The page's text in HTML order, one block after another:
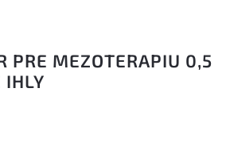
PRE MEZOTERAPIU 0,5